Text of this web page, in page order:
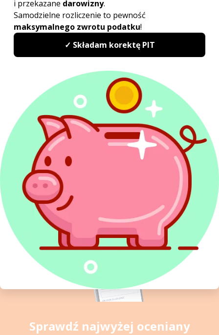
Powiązane artykuły
Ulga prorodzinna w 2027
Do kiedy PIT 2027?
Kwota wolna od podatku 2027
Druki PIT 2027
Rozliczenie PIT Wspólnie z małżonkiem
Odliczanie straty w PIT
Redakcja PITax
Opinie
Sprawdź najwyżej oceniany